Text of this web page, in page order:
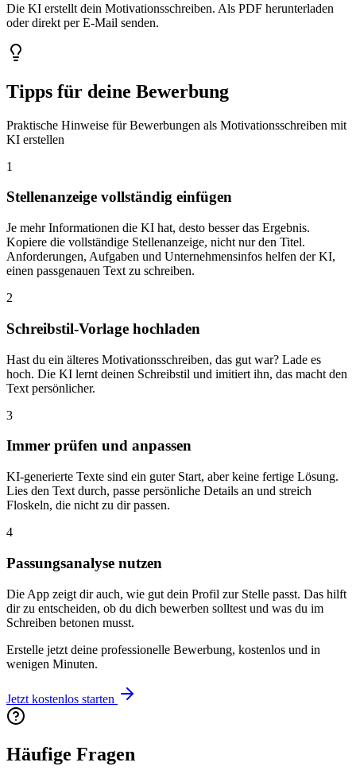
Die KI erstellt dein Motivationsschreiben. Als PDF herunterladen
oder direkt per E-Mail senden.
Tipps für deine Bewerbung
Praktische Hinweise für Bewerbungen als Motivationsschreiben mit
KI erstellen
1
Stellenanzeige vollständig einfügen
Je mehr Informationen die KI hat, desto besser das Ergebnis.
Kopiere die vollständige Stellenanzeige, nicht nur den Titel.
Anforderungen, Aufgaben und Unternehmensinfos helfen der KI,
einen passgenauen Text zu schreiben.
2
Schreibstil-Vorlage hochladen
Hast du ein älteres Motivationsschreiben, das gut war? Lade es
hoch. Die KI lernt deinen Schreibstil und imitiert ihn, das macht den
Text persönlicher.
3
Immer prüfen und anpassen
KI-generierte Texte sind ein guter Start, aber keine fertige Lösung.
Lies den Text durch, passe persönliche Details an und streich
Floskeln, die nicht zu dir passen.
4
Passungsanalyse nutzen
Die App zeigt dir auch, wie gut dein Profil zur Stelle passt. Das hilft
dir zu entscheiden, ob du dich bewerben solltest und was du im
Schreiben betonen musst.
Erstelle jetzt deine professionelle Bewerbung, kostenlos und in
wenigen Minuten.
Jetzt kostenlos starten
Häufige Fragen